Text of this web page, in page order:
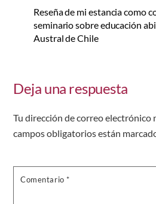
Reseña de mi estancia como
seminario sobre educación
Austral de Chile
Deja una respuesta
Tu dirección de correo electrónico
campos obligatorios están
Comentario *